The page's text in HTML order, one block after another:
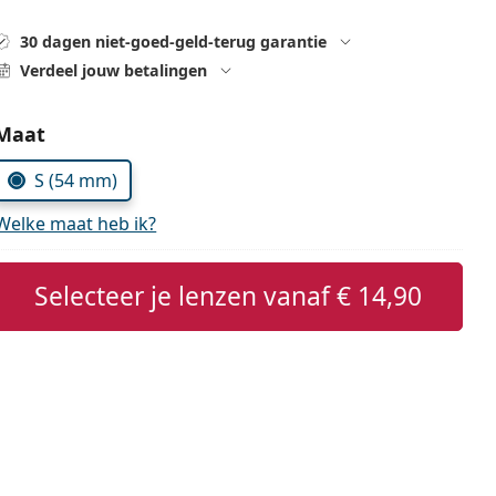
30 dagen niet-goed-geld-terug garantie
Verdeel jouw betalingen
parameters:
S (54 mm)
maat heb ik?
Selecteer je lenzen vanaf€ 14,90